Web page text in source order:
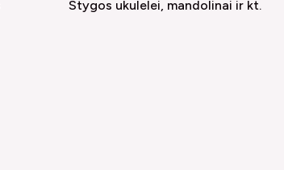
Stygos ukulelei, mandolinai ir kt.